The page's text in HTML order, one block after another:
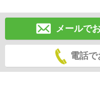
メールで
電話